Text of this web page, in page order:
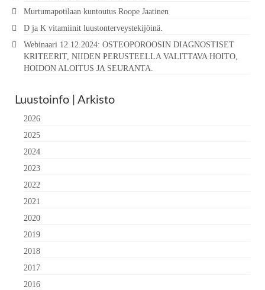
Murtumapotilaan kuntoutus Roope Jaatinen
D ja K vitamiinit luustonterveystekijöinä.
Webinaari 12.12.2024: OSTEOPOROOSIN DIAGNOSTISET
KRITEERIT, NIIDEN PERUSTEELLA VALITTAVA HOITO,
HOIDON ALOITUS JA SEURANTA.
Luustoinfo | Arkisto
2026
2025
2024
2023
2022
2021
2020
2019
2018
2017
2016